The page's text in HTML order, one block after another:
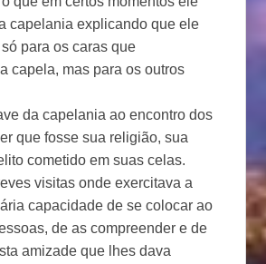
capelania explicando que ele
para os caras que
capela, mas para os outros
da capelania ao encontro dos
que fosse sua religião, sua
cometido em suas celas.
visitas onde exercitava a
capacidade de se colocar ao
de as compreender e de
amizade que lhes dava